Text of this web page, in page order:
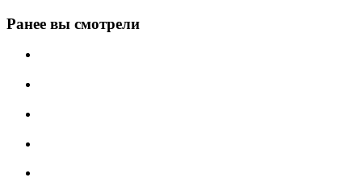
Ранее вы смотрели